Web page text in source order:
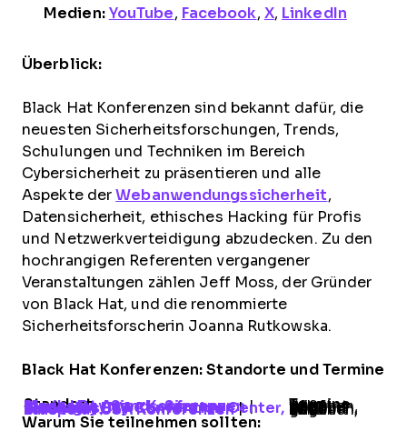
Medien: YouTube, Facebook, X, LinkedIn
Überblick:
Black Hat Konferenzen sind bekannt dafür, die
neuesten Sicherheitsforschungen, Trends,
Schulungen und Techniken im Bereich
Cybersicherheit zu präsentieren und alle
Aspekte derWebanwendungssicherheit,
Datensicherheit, ethisches Hacking für Profis
und Netzwerkverteidigung abzudecken. Zu den
hochrangigen Referenten vergangener
Veranstaltungen zählen Jeff Moss, der Gründer
von Black Hat, und die renommierte
Sicherheitsforscherin Joanna Rutkowska.
Black Hat Konferenzen: Standorte und Termine
Standort Termine
Black Hat Asien Konferenzen|
Marina Bay Sands, Singapur Wird bekannt gegeben, 2026
Black Hat USA Konferenzen|
Mandalay Bay Convention Center, Las Vegas, NV Wird bekannt gegeben, 2026
Black Hat USA Konferenzen Europa Wird bekannt gegeben,
2026
Warum Sie teilnehmen sollten: